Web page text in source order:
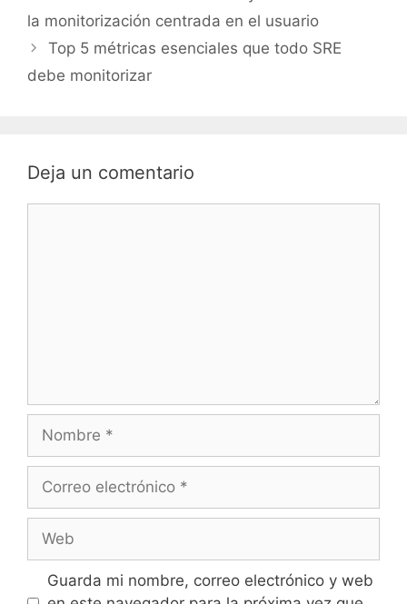
la monitorización centrada en el usuario
Top 5 métricas esenciales que todo SRE
debe monitorizar
Deja un comentario
electrónico
Guarda mi nombre, correo electrónico y web